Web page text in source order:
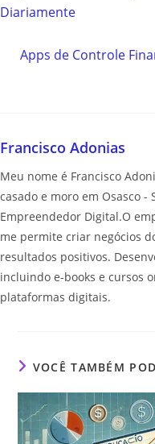
Diariamente
Apps de Controle
Francisco Adonias
Meu nome é Francisco
casado e moro em Osasco -
Empreendedor Digital.O
me permite criar negócios
resultados positivos.
incluindo e-books e cursos
plataformas digitais.
VOCÊ TAMBÉM